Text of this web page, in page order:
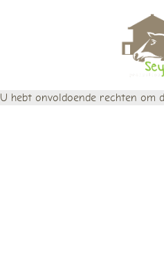
U hebt onvoldoende rechten om